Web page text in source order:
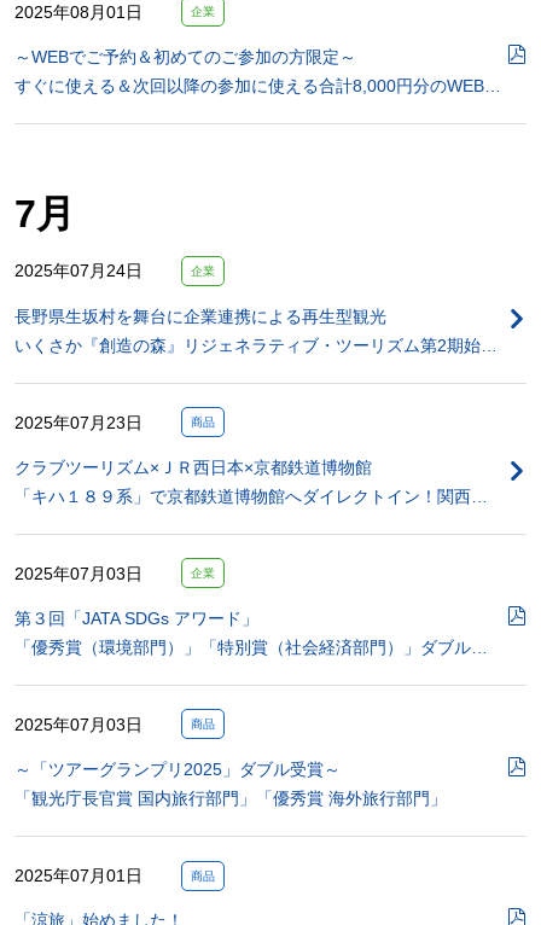
2025年08月01日 企業
～WEBでご予約＆初めてのご参加の方限定～
すぐに使える＆次回以降の参加に使える合計8,000円分のWEB…
7月
2025年07月24日 企業
長野県生坂村を舞台に企業連携による再生型観光
いくさか『創造の森』リジェネラティブ・ツーリズム第2期始…
2025年07月23日 商品
クラブツーリズム×ＪＲ西日本×京都鉄道博物館
「キハ１８９系」で京都鉄道博物館へダイレクトイン！関西…
2025年07月03日 企業
第３回「JATA SDGs アワード」
「優秀賞（環境部門）」「特別賞（社会経済部門）」ダブル…
2025年07月03日 商品
～「ツアーグランプリ2025」ダブル受賞～
「観光庁長官賞 国内旅行部門」「優秀賞 海外旅行部門」
2025年07月01日 商品
「涼旅」始めました！